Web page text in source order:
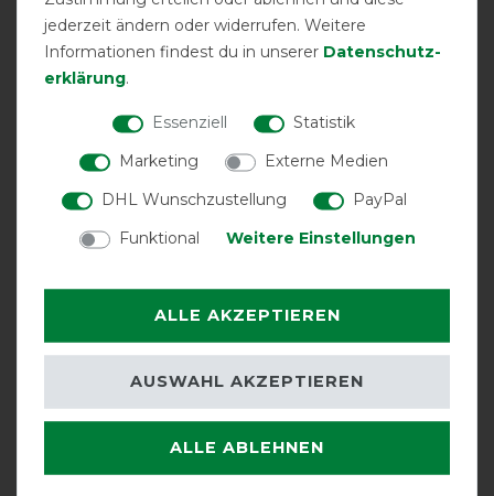
abschwitzend
Einfacher
Frontverschluss
Halsteil
jederzeit ändern oder widerrufen. Weitere
Informationen findest du in unserer Daten­schutz­
erklärung.
Essenziell
Statistik
Marketing
Externe Medien
DHL Wunschzustellung
PayPal
Funktional
Weitere Einstellungen
ALLE AKZEPTIEREN
ALLE ABLEHNEN
AUSWAHL AKZEPTIEREN